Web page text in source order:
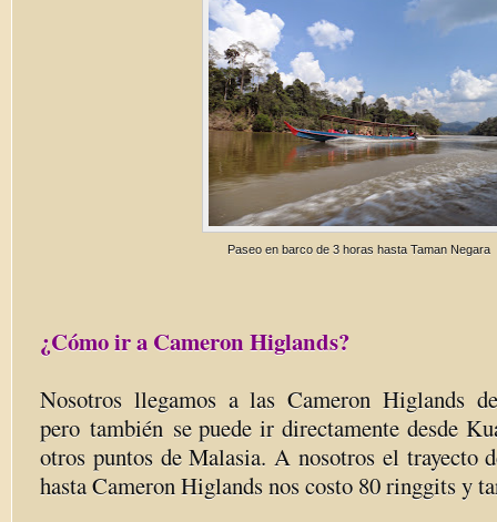
Paseo en barco de 3 horas hasta Taman Negara
¿Cómo ir a Cameron Higlands?
Nosotros llegamos a las Cameron Higlands
pero también se puede ir directamente desde
otros puntos de Malasia. A nosotros el trayecto
hasta Cameron Higlands nos costo 80 ringgits y